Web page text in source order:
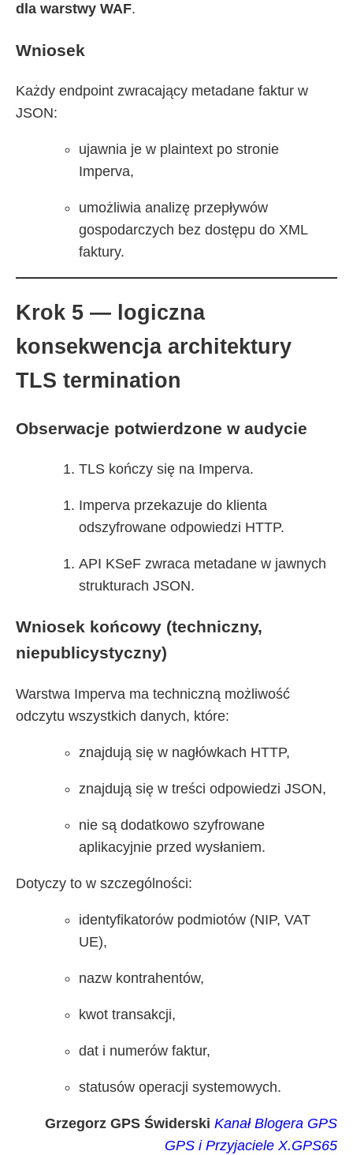
dla warstwy WAF.
Wniosek
Każdy endpoint zwracający metadane faktur w
JSON:
ujawnia je w plaintext po stronie
Imperva,
umożliwia analizę przepływów
gospodarczych bez dostępu do XML
faktury.
Krok 5 — logiczna
konsekwencja architektury
TLS termination
Obserwacje potwierdzone w audycie
TLS kończy się na Imperva.
Imperva przekazuje do klienta
odszyfrowane odpowiedzi HTTP.
API KSeF zwraca metadane w jawnych
strukturach JSON.
Wniosek końcowy (techniczny,
niepublicystyczny)
Warstwa Imperva ma techniczną możliwość
odczytu wszystkich danych, które:
znajdują się w nagłówkach HTTP,
znajdują się w treści odpowiedzi JSON,
nie są dodatkowo szyfrowane
aplikacyjnie przed wysłaniem.
Dotyczy to w szczególności:
identyfikatorów podmiotów (NIP, VAT
UE),
nazw kontrahentów,
kwot transakcji,
dat i numerów faktur,
statusów operacji systemowych.
Grzegorz GPS Świderski Kanał Blogera GPS
GPS i Przyjaciele X.GPS65